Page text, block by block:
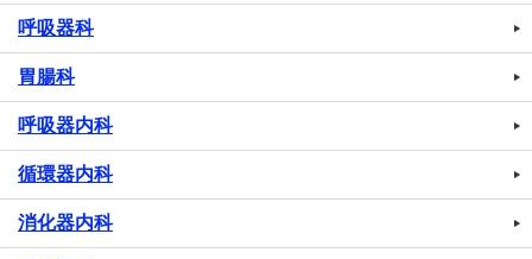
呼吸器科
胃腸科
呼吸器内科
循環器内科
消化器内科